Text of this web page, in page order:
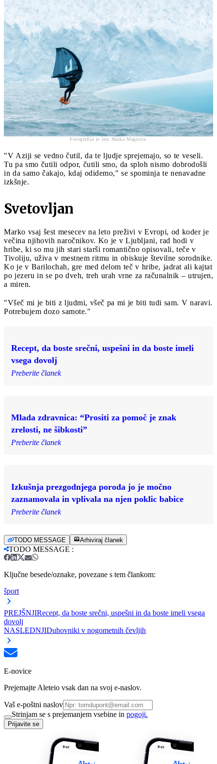
Fotografija je last Marka Magistra.
"V Aziji se vedno čutil, da te ljudje sprejemajo, so te veseli.
Tu pa smo čutili odpor, čutili smo, da sploh nismo dobrodošli
in da samo čakajo, kdaj odidemo," se spominja te nenavadne
izkšnje.
Svetovljan
Marko vsaj šest mesecev na leto preživi v Evropi, od koder je
večina njihovih naročnikov. Ko je v Ljubljani, rad hodi v
hribe, ki so mu jih stari starši romantično opisovali, teče v
Tivoliju, uživa v mestnem ritmu in obiskuje številne sorodnike.
Ko je v Barilochah, gre med delom teč v hribe, jadrat ali kajtat
po jezeru in se po dveh, treh urah vrne za računalnik – utrujen,
a miren.
"Všeč mi je biti z ljudmi, všeč pa mi je biti tudi sam. V naravi.
Potrebujem dozo samote."
Recept, da boste srečni, uspešni in da boste imeli
vsega dovolj
Preberite članek
Mlada zdravnica: “Prositi za pomoč je znak
zrelosti, ne šibkosti”
Preberite članek
Izkušnja prezgodnjega poroda jo je močno
zaznamovala in vplivala na njen poklic babice
Preberite članek
TODO MESSAGE Arhiviraj članek
TODO MESSAGE :
Ključne besede/oznake, povezane s tem člankom:
šport
PREJŠNJIRecept, da boste srečni, uspešni in da boste imeli vsega
dovolj
NASLEDNJIDuhovniki v nogometnih čevljih
E-novice
Prejemajte Aleteio vsak dan na svoj e-naslov.
Vaš e-poštni naslov
Strinjam se s prejemanjem vsebine in pogoji.
Prijavite se